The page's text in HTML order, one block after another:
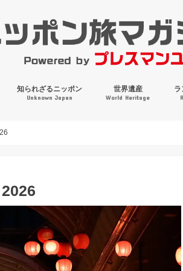
知られざるニッポン
Unknown Japan
世界遺産
World Heritage
ラ